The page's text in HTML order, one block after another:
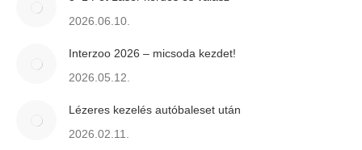
2026.06.10.
Interzoo 2026 – micsoda kezdet!
2026.05.12.
Lézeres kezelés autóbaleset után
2026.02.11.